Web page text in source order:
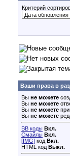
Критерий
Ваши права в
Вы не можете
Вы не можете
Вы не можете
Вы не можете
BB коды Вкл.
Смайлы Вкл.
[IMG] код Вкл.
HTML код Выкл.